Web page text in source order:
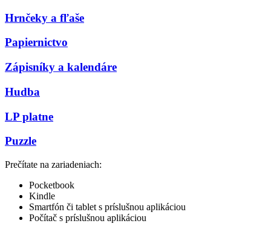
Hrnčeky a fľaše
Papiernictvo
Zápisníky a kalendáre
Hudba
LP platne
Puzzle
Prečítate na zariadeniach:
Pocketbook
Kindle
Smartfón či tablet s príslušnou aplikáciou
Počítač s príslušnou aplikáciou